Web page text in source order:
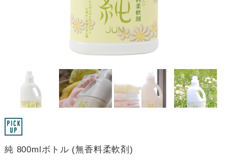
純 800mlボトル (無香料柔軟剤)